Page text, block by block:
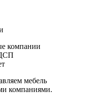
компании
мебель
компаниями.